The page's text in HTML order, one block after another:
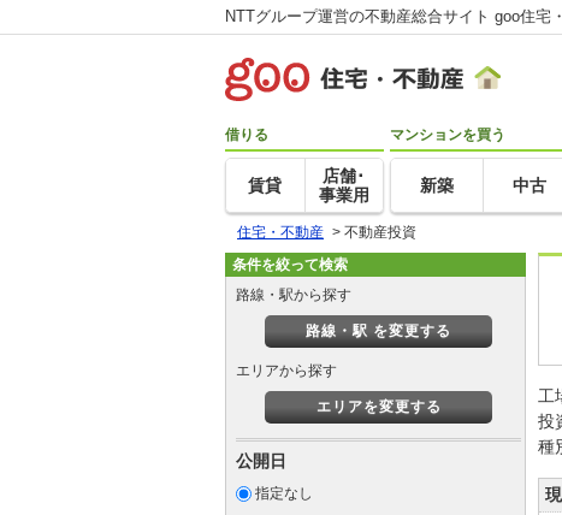
NTTグループ運営の不動産総合サイト goo住宅
借りる
賃貸
店舗･
事業用
マンションを買う
新築 中古
住宅・不動産 > 不動産投資
工
投
種
条件を絞って検索
路線・駅から探す
路線・駅 を変更する
エリアから探す
エリアを変更する
公開日
指定なし